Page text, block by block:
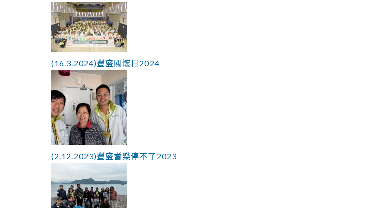
(16.3.2024)豐盛關懷日2024
(2.12.2023)豐盛耆樂停不了2023